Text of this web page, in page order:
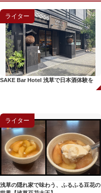
ライター
SAKE Bar Hotel 浅草で日本酒体験を
ライター
浅草の隠れ家で味わう、ふるふる豆花の